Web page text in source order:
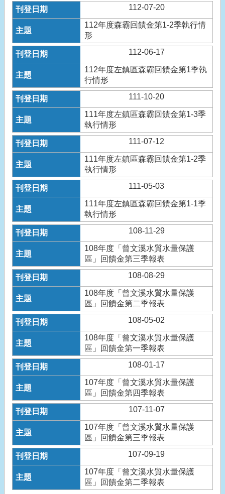
112-07-20
112年度森霸回饋金第1-2季執行情
形
112-06-17
112年度左鎮區森霸回饋金第1季執
行情形
111-10-20
111年度左鎮區森霸回饋金第1-3季
執行情形
111-07-12
111年度左鎮區森霸回饋金第1-2季
執行情形
111-05-03
111年度左鎮區森霸回饋金第1-1季
執行情形
108-11-29
108年度「曾文溪水質水量保護
區」回饋金第三季報表
108-08-29
108年度「曾文溪水質水量保護
區」回饋金第二季報表
108-05-02
108年度「曾文溪水質水量保護
區」回饋金第一季報表
108-01-17
107年度「曾文溪水質水量保護
區」回饋金第四季報表
107-11-07
107年度「曾文溪水質水量保護
區」回饋金第三季報表
107-09-19
107年度「曾文溪水質水量保護
區」回饋金第二季報表